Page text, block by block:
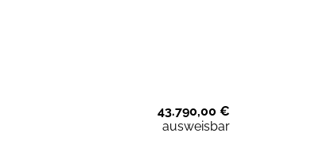
43.790,00 €
ausweisbar